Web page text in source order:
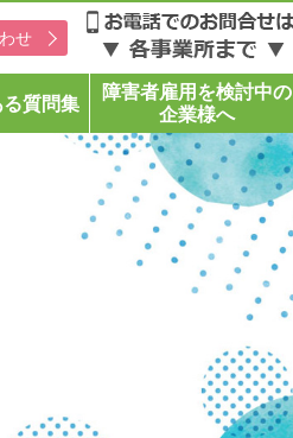
せ
質問集
障害者雇用を検討中の
企業様へ